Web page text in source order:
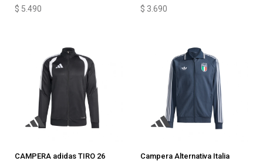
$ 5.490 $ 3.690
CAMPERA adidas TIRO 26
Campera Alternativa Italia